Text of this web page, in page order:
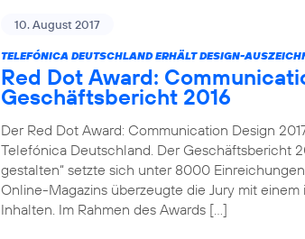
10. August 2017
TELEFÓNICA DEUTSCHLAND ERHÄLT DESIGN-
Red Dot Award:
Geschäftsbericht 2016
Der Red Dot Award: Communication Design
Telefónica Deutschland. Der Geschäftsbericht
gestalten“ setzte sich unter 8000
Online-Magazins überzeugte die Jury mit
Inhalten. Im Rahmen des Awards […]